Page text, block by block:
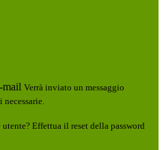
mail Verrà inviato un messaggio
Effettua il reset della password